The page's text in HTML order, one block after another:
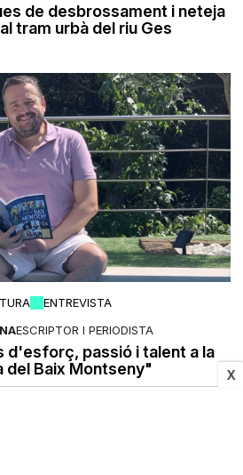
X
de desbrossament i neteja
tram urbà del riu Ges
ENTREVISTA
ESCRIPTOR I PERIODISTA
d'esforç, passió i talent a la
del Baix Montseny"